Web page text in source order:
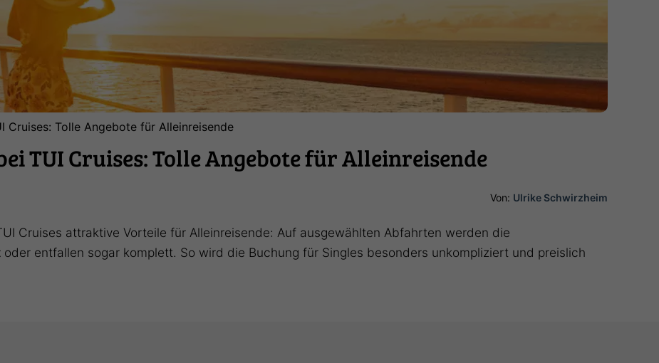
Cruises: Tolle Angebote für Alleinreisende
TUI Cruises: Tolle Angebote für Alleinreisende
Von: Ulrike Schwirzheim
Cruises attraktive Vorteile für Alleinreisende: Auf ausgewählten Abfahrten werden die
oder entfallen sogar komplett. So wird die Buchung für Singles besonders unkompliziert und preislich